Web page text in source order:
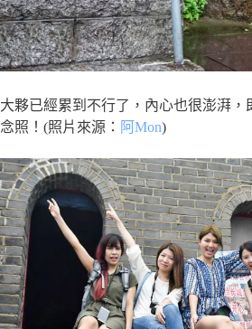
大夥已經累到不行了，內心也很澎湃
念照！(照片來源： 阿Mon)